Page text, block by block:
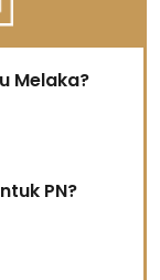
Melaka?
PN?